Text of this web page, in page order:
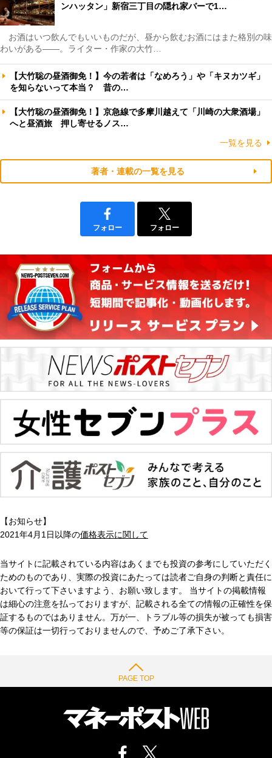
ンハッタン」新宿三丁目の隠れ家バーで1…
お酒はいつ飲んでもいいものだが、昼から飲むお酒にはまた格別の味
わいがある――。ライター・作家の大竹…
【大竹聡の昼酒御免！】今の若者は「なめろう」や「キヌカツギ」
を知らないって本当？ 昔の…
【大竹聡の昼酒御免！】京急線で多摩川越えて「川崎の大衆酒場」
へと昼酒旅 押し寄せるノス…
一覧を見る
著者・連載の一覧を見る
フォロー フォロー
【お知らせ】
2021年4月1日以降の価格表示に関して
当サイトに記載されている内容はあくまでも投資の参考にしていただく
ためのものであり、実際の投資にあたっては読者ご自身の判断と責任に
おいて行って下さいますよう、お願い致します。 当サイトの掲載情報
は細心の注意を払っておりますが、記載される全ての情報の正確性を保
証するものではありません。万が一、トラブル等の損失が被っても損害
等の保証は一切行っておりませんので、予めご了承下さい。
PAGE TOP